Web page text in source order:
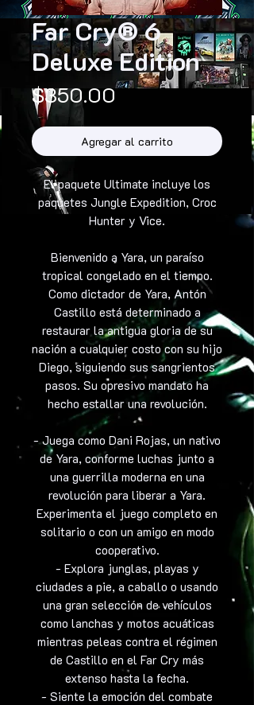
Far Cry® 6
Deluxe Edition
$350.00Precio
Agregar al carrito
El paquete Ultimate incluye los
paquetes Jungle Expedition, Croc
Hunter y Vice.
Bienvenido a Yara, un paraíso
tropical congelado en el tiempo.
Como dictador de Yara, Antón
Castillo está determinado a
restaurar la antigua gloria de su
nación a cualquier costo con su hijo
Diego, siguiendo sus sangrientos
pasos. Su opresivo mandato ha
hecho estallar una revolución.
- Juega como Dani Rojas, un nativo
de Yara, conforme luchas junto a
una guerrilla moderna en una
revolución para liberar a Yara.
Experimenta el juego completo en
solitario o con un amigo en modo
cooperativo.
- Explora junglas, playas y
ciudades a pie, a caballo o usando
una gran selección de vehículos
como lanchas y motos acuáticas
mientras peleas contra el régimen
de Castillo en el Far Cry más
extenso hasta la fecha.
- Siente la emoción del combate